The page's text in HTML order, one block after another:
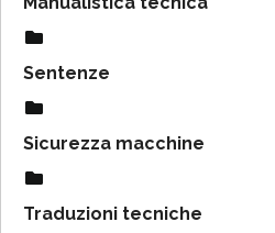
Sentenze
Sicurezza macchine
Traduzioni tecniche